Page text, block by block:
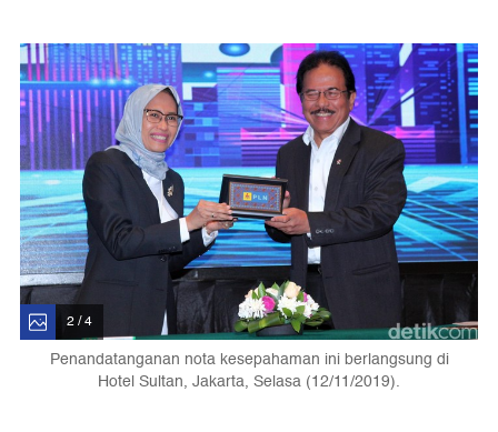
2 / 4
Penandatanganan nota kesepahaman ini berlangsung di
Hotel Sultan, Jakarta, Selasa (12/11/2019).